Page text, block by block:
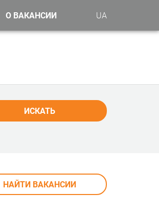
О ВАКАНСИИ UA
ИСКАТЬ
НАЙТИ ВАКАНСИИ